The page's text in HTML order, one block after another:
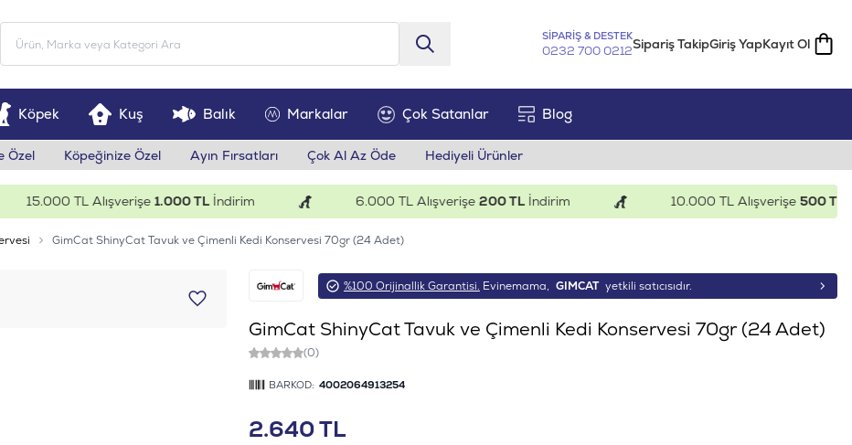
SİPARİŞ & DESTEK
0232 700 0212Sipariş TakipGiriş YapKayıt Ol
Köpek Kuş Balık Markalar Çok Satanlar Blog
Özel Köpeğinize Özel Ayın Fırsatları Çok Al Az Öde Hediyeli Ürünler
15.000 TL Alışverişe1.000 TLİndirim 6.000 TL Alışverişe200 TLİndirim 10.000 TL Alışverişe500 TL
GimCat ShinyCat Tavuk ve Çimenli Kedi Konservesi 70gr (24 Adet)
%100 Orijinallik Garantisi. Evinemama, GIMCAT yetkili satıcısıdır.
GimCat ShinyCat Tavuk ve Çimenli Kedi Konservesi 70gr (24 Adet)
(0)
BARKOD: 4002064913254
2.640TL